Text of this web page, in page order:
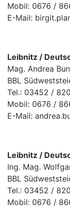
Mobil: 0676 /
E-Mail:
Leibnitz /
Mag. Andrea
BBL
Tel.: 03452 /
Mobil: 0676 /
E-Mail:
Leibnitz /
Ing. Mag.
BBL
Tel.: 03452 /
Mobil: 0676 /